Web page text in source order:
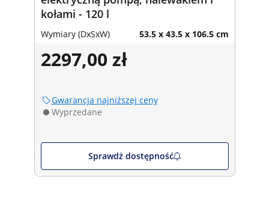
kołami - 120 l
Wymiary (DxSxW) 53.5 x 43.5 x 106.5 cm
2297,00 zł
Gwarancja najniższej ceny
Wyprzedane
Sprawdź dostępność